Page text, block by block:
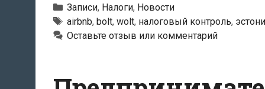
Рубрики
Записи, Налоги, Новости
Метки
airbnb, bolt, wolt, налоговый контроль,
Оставьте отзыв или комментарий